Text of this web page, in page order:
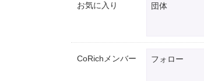
お気に入り 団体
CoRichメンバー フォロー